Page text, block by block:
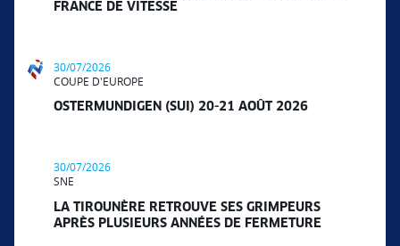
FRANCE DE VITESSE
30/07/2026
COUPE D'EUROPE
OSTERMUNDIGEN (SUI) 20-21 AOÛT 2026
30/07/2026
SNE
LA TIROUNÈRE RETROUVE SES GRIMPEURS
APRÈS PLUSIEURS ANNÉES DE FERMETURE